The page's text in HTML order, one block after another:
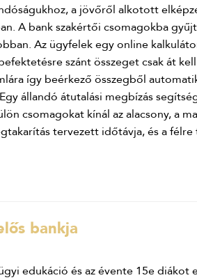
a jövőről alkotott
A bank szakértői csomagokba
Az ügyfelek egy online
szánt összeget csak át
így beérkező összegből
állandó átutalási megbízás
csomagokat kínál az alacsony, a
tervezett időtávja, és a
bankja
edukáció és az évente 15e diákot